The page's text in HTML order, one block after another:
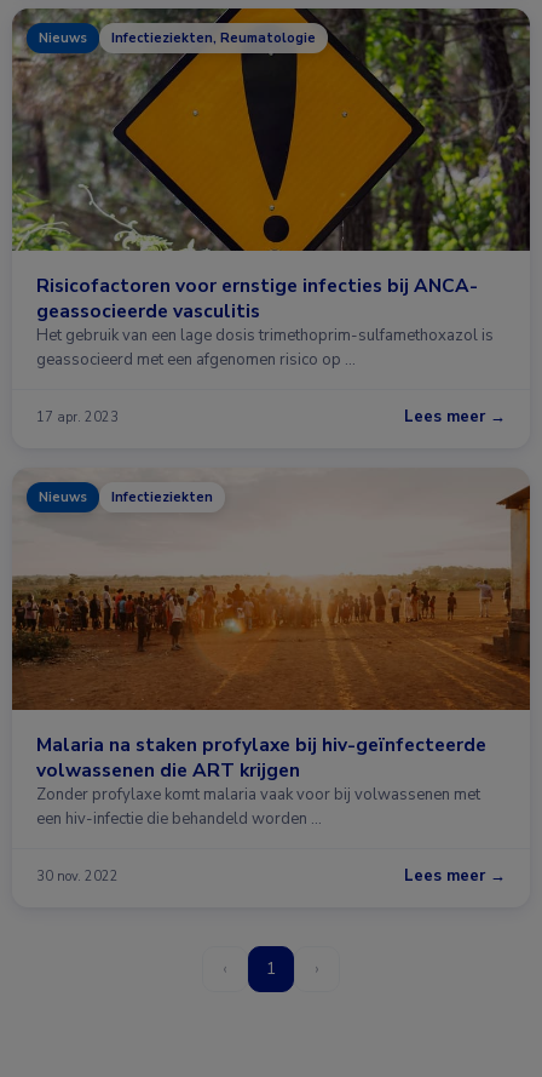
Nieuws Infectieziekten, Reumatologie
Risicofactoren voor ernstige infecties bij ANCA-
geassocieerde vasculitis
Het gebruik van een lage dosis trimethoprim-sulfamethoxazol is
geassocieerd met een afgenomen risico op …
17 apr. 2023 Lees meer →
Nieuws Infectieziekten
Malaria na staken profylaxe bij hiv-geïnfecteerde
volwassenen die ART krijgen
Zonder profylaxe komt malaria vaak voor bij volwassenen met
een hiv-infectie die behandeld worden …
30 nov. 2022 Lees meer →
‹ 1 ›